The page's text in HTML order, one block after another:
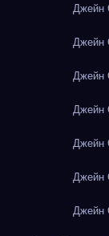
Джейн
Джейн
Джейн
Джейн
Джейн
Джейн
Джейн